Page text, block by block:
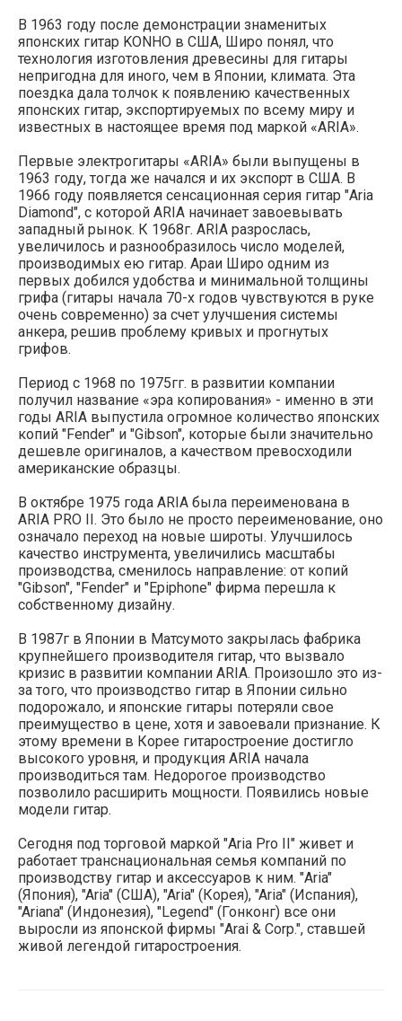
В 1963 году после демонстрации знаменитых
японских гитар KONHO в США, Широ понял, что
технология изготовления древесины для гитары
непригодна для иного, чем в Японии, климата. Эта
поездка дала толчок к появлению качественных
японских гитар, экспортируемых по всему миру и
известных в настоящее время под маркой «ARIA».
Первые электрогитары «ARIA» были выпущены в
1963 году, тогда же начался и их экспорт в США. В
1966 году появляется сенсационная серия гитар "Aria
Diamond", с которой ARIA начинает завоевывать
западный рынок. К 1968г. ARIA разрослась,
увеличилось и разнообразилось число моделей,
производимых ею гитар. Араи Широ одним из
первых добился удобства и минимальной толщины
грифа (гитары начала 70-х годов чувствуются в руке
очень современно) за счет улучшения системы
анкера, решив проблему кривых и прогнутых
грифов.
Период с 1968 по 1975гг. в развитии компании
получил название «эра копирования» - именно в эти
годы ARIA выпустила огромное количество японских
копий "Fender" и "Gibson", которые были значительно
дешевле оригиналов, а качеством превосходили
американские образцы.
В октябре 1975 года ARIA была переименована в
ARIA PRO II. Это было не просто переименование, оно
означало переход на новые широты. Улучшилось
качество инструмента, увеличились масштабы
производства, сменилось направление: от копий
"Gibson", "Fender" и "Epiphone" фирма перешла к
собственному дизайну.
В 1987г в Японии в Матсумото закрылась фабрика
крупнейшего производителя гитар, что вызвало
кризис в развитии компании ARIA. Произошло это из-
за того, что производство гитар в Японии сильно
подорожало, и японские гитары потеряли свое
преимущество в цене, хотя и завоевали признание. К
этому времени в Корее гитаростроение достигло
высокого уровня, и продукция ARIA начала
производиться там. Недорогое производство
позволило расширить мощности. Появились новые
модели гитар.
Сегодня под торговой маркой "Aria Pro II" живет и
работает транснациональная семья компаний по
производству гитар и аксессуаров к ним. "Aria"
(Япония), "Aria" (США), "Aria" (Корея), "Aria" (Испания),
"Ariana" (Индонезия), "Legend" (Гонконг) все они
выросли из японской фирмы "Arai & Соrр.", ставшей
живой легендой гитаростроения.